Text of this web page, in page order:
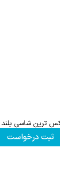
ثبت درخواست